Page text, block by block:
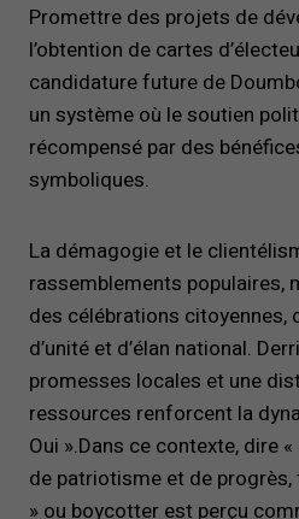
Promettre des projets de
l’obtention de cartes
candidature future de
un système où le soutien
récompensé par des
symboliques.
La démagogie et le
rassemblements populaires,
des célébrations citoyennes,
d’unité et d’élan national.
promesses locales et une
ressources renforcent la
Oui ».Dans ce contexte, dire
de patriotisme et de
» ou boycotter est perçu